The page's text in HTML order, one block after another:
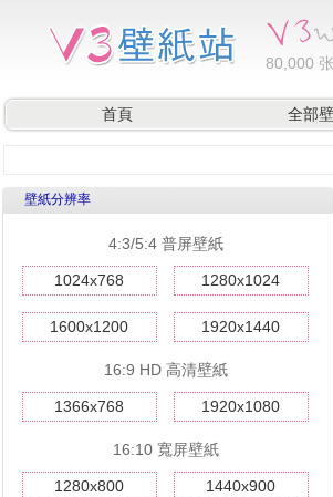
80,000
首頁 全部
壁紙分辨率
4:3/5:4 普屏壁紙
1024x768 1280x1024
1600x1200 1920x1440
16:9 HD 高清壁紙
1366x768 1920x1080
16:10 寬屏壁紙
1280x800 1440x900